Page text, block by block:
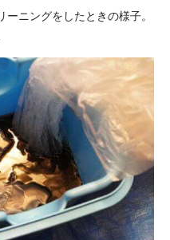
ニングをしたときの様子。